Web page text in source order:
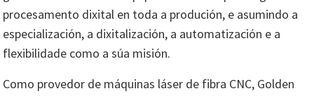
procesamento dixital en toda a produción, e asumindo a
especialización, a dixitalización, a automatización e a
flexibilidade como a súa misión.
Como provedor de máquinas láser de fibra CNC, Golden